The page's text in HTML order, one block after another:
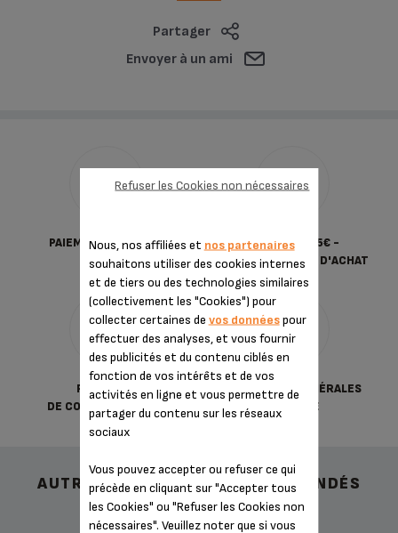
Partager
Envoyer à un ami
PAIEMENT SÉCURISÉ
LIVRAISON 5,5€ -
OFFERTE DÈS 30€ D'ACHAT
POLITIQUE
DE CONFIDENTIALITÉ
CONDITIONS GÉNÉRALES
DE VENTE
AUTRES ACCESSOIRES RECOMMANDÉS
Nous, nos affiliées et nos partenaires
souhaitons utiliser des cookies internes
et de tiers ou des technologies similaires
(collectivement les "Cookies") pour
collecter certaines de vos donnéespour
effectuer des analyses, et vous fournir
des publicités et du contenu ciblés en
fonction de vos intérêts et de vos
activités en ligne et vous permettre de
partager du contenu sur les réseaux
sociaux
Vous pouvez accepter ou refuser ce qui
précède en cliquant sur "Accepter tous
les Cookies" ou "Refuser les Cookies non
nécessaires". Veuillez noter que si vous
Refuser les Cookies non nécessaires